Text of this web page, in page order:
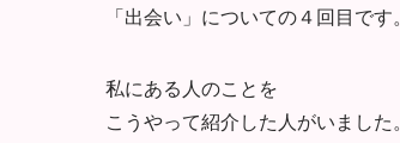
「出会い」についての４回目です。
私にある人のことを
こうやって紹介した人がいました。